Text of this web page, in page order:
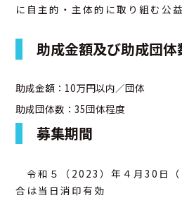
に自主的・主体的に取り組む公
助成金額及び助成団体
助成金額：10万円以内／団体
助成団体数：35団体程度
募集期間
令和５（2023）年４月30日
合は当日消印有効